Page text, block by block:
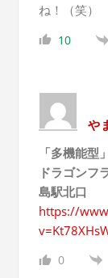
ね！（笑）
10
や
「多機能
ドラゴンフ
島駅北口
https://
0